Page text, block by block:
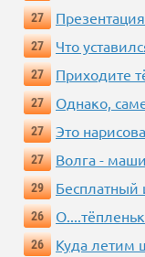
27
27
Что
27
Приходите
27
Однако,
27
Это
27
Волга -
29
Бесплатный
26
26
Куда летим